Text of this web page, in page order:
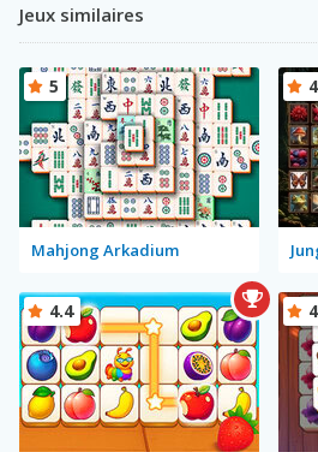
Jeux similaires
Mahjong Arkadium
5
4.4